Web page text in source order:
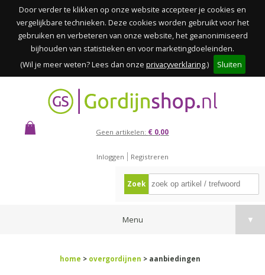
Door verder te klikken op onze website accepteer je cookies en
vergelijkbare technieken. Deze cookies worden gebruikt voor het
gebruiken en verbeteren van onze website, het geanonimiseerd
bijhouden van statistieken en voor marketingdoeleinden.
(Wil je meer weten? Lees dan onze privacyverklaring.) Sluiten
Geen artikelen: € 0,00
Inloggen Registreren
Zoek
Menu ▼
home > overgordijnen > aanbiedingen